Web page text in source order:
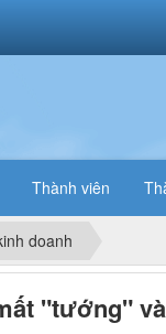
Thành viên
doanh
"tướng"